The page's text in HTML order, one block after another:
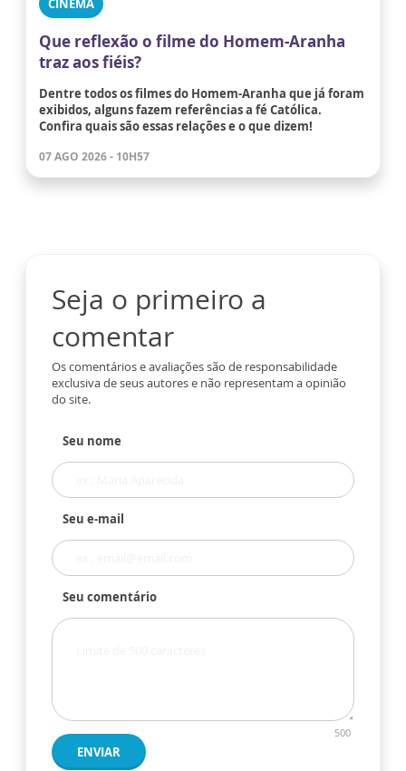
CINEMA
Que reflexão o filme do Homem-Aranha
traz aos fiéis?
Dentre todos os filmes do Homem-Aranha que já foram
exibidos, alguns fazem referências a fé Católica.
Confira quais são essas relações e o que dizem!
07 AGO 2026 - 10H57
Seja o primeiro a
comentar
Os comentários e avaliações são de responsabilidade
exclusiva de seus autores e não representam a opinião
do site.
Seu nome
Seu e-mail
Seu comentário
500
ENVIAR